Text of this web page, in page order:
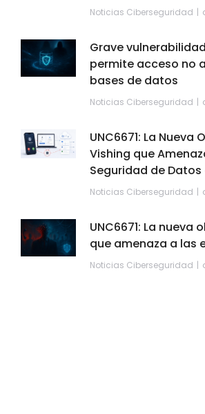
Noticias Ciberseguridad
Grave
permite acceso no
bases de datos
Noticias Ciberseguridad
UNC6671: La Nueva
Vishing que
Seguridad de Datos
Noticias Ciberseguridad
UNC6671: La nueva
que amenaza a las
Noticias Ciberseguridad